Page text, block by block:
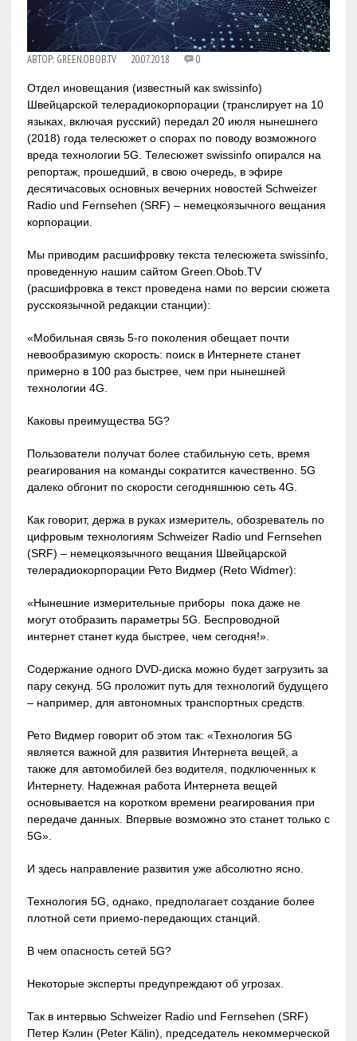
АВТОР: GREEN.OBOB.TV 20.07.2018 0
Отдел иновещания (известный как swissinfo)
Швейцарской телерадиокорпорации (транслирует на 10
языках, включая русский) передал 20 июля нынешнего
(2018) года телесюжет о спорах по поводу возможного
вреда технологии 5G. Телесюжет swissinfo опирался на
репортаж, прошедший, в свою очередь, в эфире
десятичасовых основных вечерних новостей Schweizer
Radio und Fernsehen (SRF) – немецкоязычного вещания
корпорации.
Мы приводим расшифровку текста телесюжета swissinfo,
проведенную нашим сайтом Green.Obob.TV
(расшифровка в текст проведена нами по версии сюжета
русскоязычной редакции станции):
«Мобильная связь 5-го поколения обещает почти
невообразимую скорость: поиск в Интернете станет
примерно в 100 раз быстрее, чем при нынешней
технологии 4G.
Каковы преимущества 5G?
Пользователи получат более стабильную сеть, время
реагирования на команды сократится качественно. 5G
далеко обгонит по скорости сегодняшнюю сеть 4G.
Как говорит, держа в руках измеритель, обозреватель по
цифровым технологиям Schweizer Radio und Fernsehen
(SRF) – немецкоязычного вещания Швейцарской
телерадиокорпорации Рето Видмер (Reto Widmer):
«Нынешние измерительные приборы пока даже не
могут отобразить параметры 5G. Беспроводной
интернет станет куда быстрее, чем сегодня!».
Содержание одного DVD-диска можно будет загрузить за
пару секунд. 5G проложит путь для технологий будущего
– например, для автономных транспортных средств.
Рето Видмер говорит об этом так: «Технология 5G
является важной для развития Интернета вещей, а
также для автомобилей без водителя, подключенных к
Интернету. Надежная работа Интернета вещей
основывается на коротком времени реагирования при
передаче данных. Впервые возможно это станет только с
5G».
И здесь направление развития уже абсолютно ясно.
Технология 5G, однако, предполагает создание более
плотной сети приемо-передающих станций.
В чем опасность сетей 5G?
Некоторые эксперты предупреждают об угрозах.
Так в интервью Schweizer Radio und Fernsehen (SRF)
Петер Кэлин (Peter Kälin), председатель некоммерческой